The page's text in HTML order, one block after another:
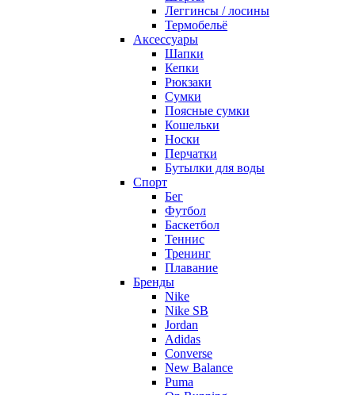
Леггинсы / лосины
Термобельё
Аксессуары
Шапки
Кепки
Рюкзаки
Сумки
Поясные сумки
Кошельки
Носки
Перчатки
Бутылки для воды
Спорт
Бег
Футбол
Баскетбол
Теннис
Тренинг
Плавание
Бренды
Nike
Nike SB
Jordan
Adidas
Converse
New Balance
Puma